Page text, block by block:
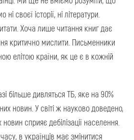
своєї історії, ні літератури.
Хоча лише читання книг дає
критично мислити. Письменники
елітою країни, як це є в кожній
більше дивляться ТБ, яке на 90%
новин. У світі ж науково доведено,
сприяє дебілізації населення.
в українців має змінитися